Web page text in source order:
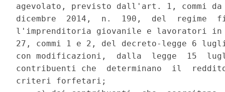
agevolato, previsto dall'art. 1, commi
dicembre  2014,  n.  190,  del  regime
l'imprenditoria giovanile e lavoratori
27, commi 1 e 2, del decreto-legge 6
con modificazioni,  dalla  legge  15
contribuenti che  determinano  il
criteri forfetari;